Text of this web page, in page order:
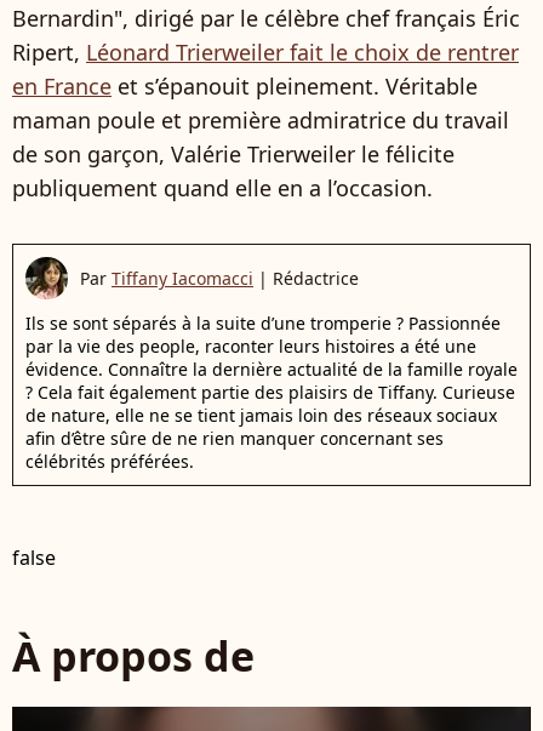
Bernardin", dirigé par le célèbre chef français Éric
Ripert, Léonard Trierweiler fait le choix de rentrer
en France et s’épanouit pleinement. Véritable
maman poule et première admiratrice du travail
de son garçon, Valérie Trierweiler le félicite
publiquement quand elle en a l’occasion.
Par Tiffany Iacomacci | Rédactrice
Ils se sont séparés à la suite d’une tromperie ? Passionnée
par la vie des people, raconter leurs histoires a été une
évidence. Connaître la dernière actualité de la famille royale
? Cela fait également partie des plaisirs de Tiffany. Curieuse
de nature, elle ne se tient jamais loin des réseaux sociaux
afin d’être sûre de ne rien manquer concernant ses
célébrités préférées.
false
À propos de